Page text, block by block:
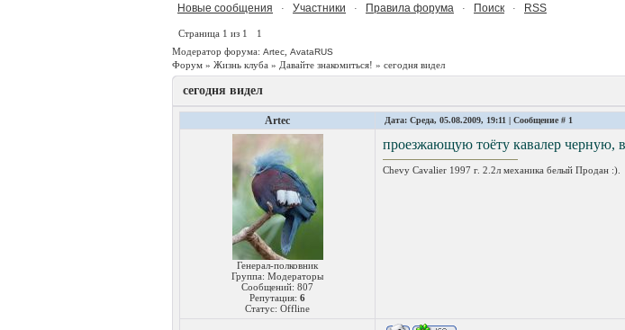
Новые сообщения · Участники · Правила форума · Поиск · RSS
Страница 1 из 1
1
Модератор форума: Artec AvataRUS
Форум » Жизнь клуба » Давайте знакомиться! » сегодня видел
сегодня видел
Artec Дата: Среда, 05.08.2009, 19:11 | Сообщение # 1
Генерал-полковник
Группа: Модераторы
Сообщений: 807
Репутация: 6
Статус: Offline
проезжающую тоёту кавалер черную,
Chevy Cavalier 1997 г. 2.2л механика белый Продан :).